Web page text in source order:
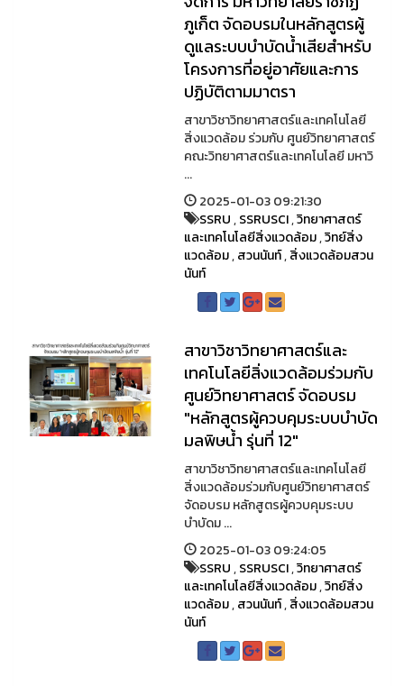
ภูเก็ต จัดอบรมในหลักสูตรผู้
ดูแลระบบบำบัดน้ำเสียสำหรับ
โครงการที่อยู่อาศัยและการ
ปฏิบัติตามมาตรา
สาขาวิชาวิทยาศาสตร์และเทคโนโลยี
สิ่งแวดล้อม ร่วมกับ ศูนย์วิทยาศาสตร์
คณะวิทยาศาสตร์และเทคโนโลยี มหาวิ
...
2025-01-03 09:21:30
SSRU,SSRUSCI,วิทยาศาสตร์
และเทคโนโลยีสิ่งแวดล้อม,วิทย์สิ่ง
แวดล้อม,สวนนันท์,สิ่งแวดล้อมสวน
นันท์
สาขาวิชาวิทยาศาสตร์และ
เทคโนโลยีสิ่งแวดล้อมร่วมกับ
ศูนย์วิทยาศาสตร์ จัดอบรม
"หลักสูตรผู้ควบคุมระบบบำบัด
มลพิษน้ำ รุ่นที่ 12"
สาขาวิชาวิทยาศาสตร์และเทคโนโลยี
สิ่งแวดล้อมร่วมกับศูนย์วิทยาศาสตร์
จัดอบรม หลักสูตรผู้ควบคุมระบบ
บำบัดม ...
2025-01-03 09:24:05
SSRU,SSRUSCI,วิทยาศาสตร์
และเทคโนโลยีสิ่งแวดล้อม,วิทย์สิ่ง
แวดล้อม,สวนนันท์,สิ่งแวดล้อมสวน
นันท์